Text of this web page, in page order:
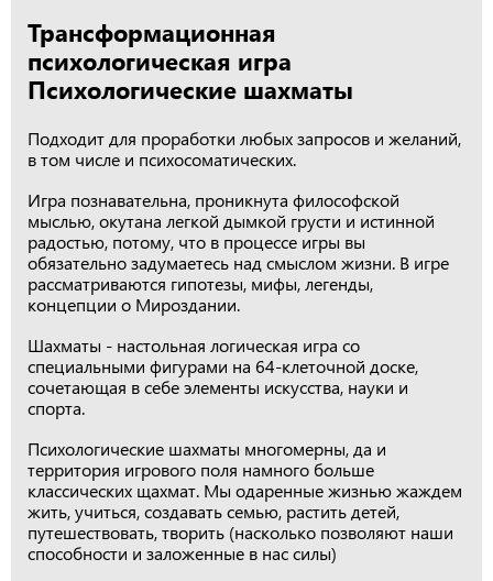
Трансформационная
психологическая игра
Психологические шахматы
Подходит для проработки любых запросов и желаний,
в том числе и психосоматических.
Игра познавательна, проникнута философской
мыслью, окутана легкой дымкой грусти и истинной
радостью, потому, что в процессе игры вы
обязательно задумаетесь над смыслом жизни. В игре
рассматриваются гипотезы, мифы, легенды,
концепции о Мироздании.
Шахматы - настольная логическая игра со
специальными фигурами на 64-клеточной доске,
сочетающая в себе элементы искусства, науки и
спорта.
Психологические шахматы многомерны, да и
территория игрового поля намного больше
классических щахмат. Мы одаренные жизнью жаждем
жить, учиться, создавать семью, растить детей,
путешествовать, творить (насколько позволяют наши
способности и заложенные в нас силы)